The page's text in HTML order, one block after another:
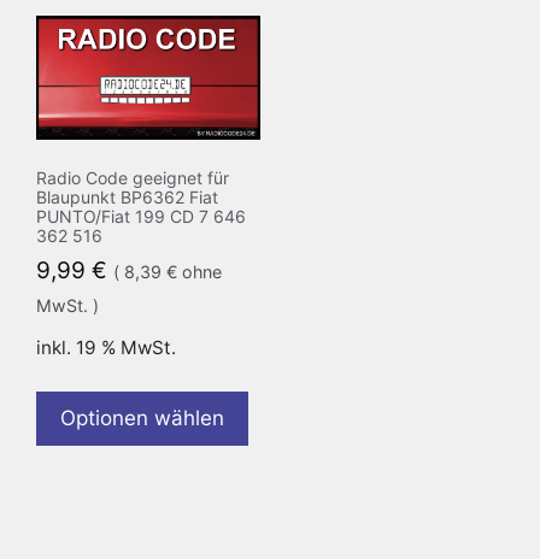
Radio Code geeignet für
Blaupunkt BP6362 Fiat
PUNTO/Fiat 199 CD 7 646
362 516
9,99 € ( 8,39 € ohne
MwSt. )
inkl. 19 % MwSt.
Optionen wählen